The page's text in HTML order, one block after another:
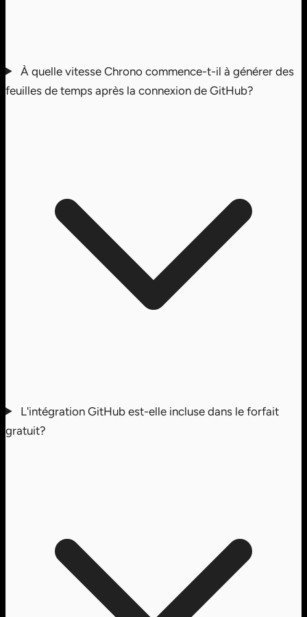
À quelle vitesse Chrono commence-t-il à générer des
feuilles de temps après la connexion de GitHub?
L'intégration GitHub est-elle incluse dans le forfait
gratuit?